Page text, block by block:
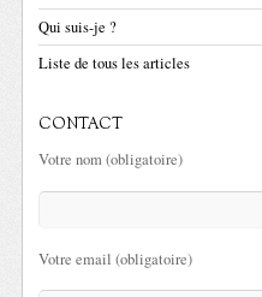
Qui suis-je ?
Liste de tous les articles
CONTACT
Votre nom (obligatoire)
Votre email (obligatoire)